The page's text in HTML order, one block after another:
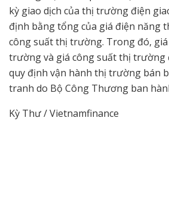
kỳ giao dịch của thị trường điện
định bằng tổng của giá điện năng
công suất thị trường. Trong đó,
trường và giá công suất thị trường
quy định vận hành thị trường bán
tranh do Bộ Công Thương ban
Kỳ Thư / Vietnamfinance